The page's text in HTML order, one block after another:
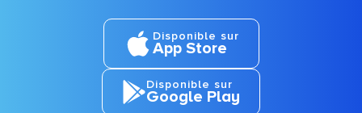
Disponible sur
App Store
Disponible sur
Google Play